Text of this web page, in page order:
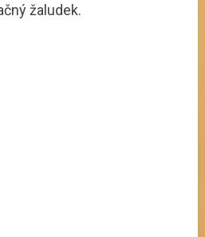
žaludek.